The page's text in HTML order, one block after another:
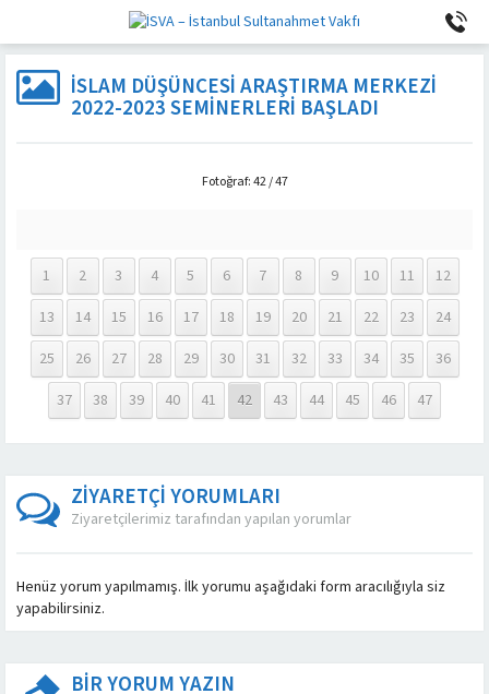
İSLAM DÜŞÜNCESI ARAŞTIRMA MERKEZI
2022-2023 SEMINERLERI BAŞLADI
Fotoğraf: 42 / 47
1 2 3 4 5 6 7 8 9 10 11
12
13
14 15 16 17 18 19 20 21 22 23
24
25
26 27 28 29 30 31 32 33 34 35
36
37
38 39 40 41 42 43 44 45 46 47
ZİYARETÇİ YORUMLARI
Ziyaretçilerimiz tarafından yapılan yorumlar
Henüz yorum yapılmamış. İlk yorumu aşağıdaki form aracılığıyla siz
yapabilirsiniz.
BİR YORUM YAZIN